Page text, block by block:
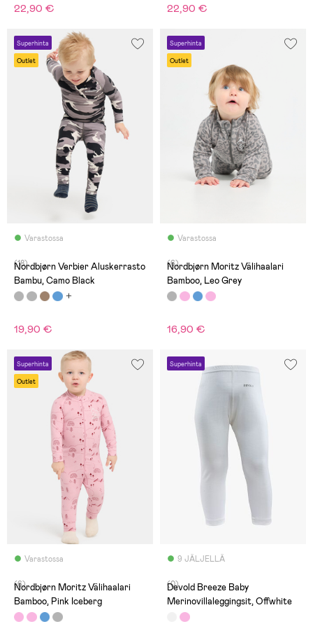
22,90 € 22,90 €
Superhinta
Outlet
Varastossa
(18)
Nordbjørn Verbier Aluskerrasto
Bambu, Camo Black
19,90 €
Superhinta
Outlet
Varastossa
(6)
Nordbjørn Moritz Välihaalari
Bamboo, Leo Grey
16,90 €
Superhinta
Outlet
Varastossa
(6)
Nordbjørn Moritz Välihaalari
Bamboo, Pink Iceberg
Superhinta
9 JÄLJELLÄ
(0)
Devold Breeze Baby
Merinovillaleggingsit, Offwhite